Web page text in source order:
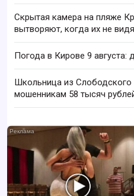
Скрытая камера на пляже
вытворяют, когда их не
Погода в Кирове 9
Школьница из Слободского
мошенникам 58 тысяч